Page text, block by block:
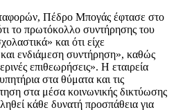
Πέδρο Μπογάς έφτασε στο
το πρωτόκολλο συντήρησης του
και ότι είχε
και ενδιάμεση συντήρηση», καθώς
επιθεωρήσεις». Η εταιρεία
στα θύματα και τις
στα μέσα κοινωνικής δικτύωσης
κάθε δυνατή προσπάθεια για